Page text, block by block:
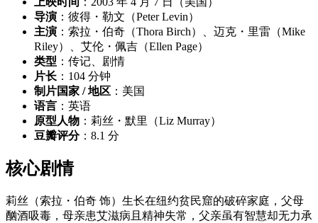
导演 ：彼得・勒文（Peter Levin）
主演 ：索拉・伯奇（Thora Birch）、迈克・里雷（Mike
Riley）、艾伦・佩吉（Ellen Page）
类型 ：传记、剧情
片长 ：104 分钟
制片国家 / 地区 ：美国
语言 ：英语
原型人物 ：莉丝・默里（Liz Murray）
豆瓣评分：8.1 分
核心剧情
莉丝（索拉・伯奇 饰）生长在纽约贫民窟的破碎家庭，父母
酗酒吸毒，母亲患艾滋病且精神失常，父亲虽有智慧却无力承